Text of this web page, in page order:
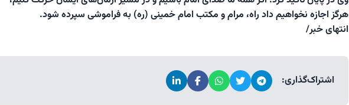
هرگز اجازه نخواهیم داد راه، مرام و مکتب امام خمینی (ره) به فراموشی سپرده شود.
انتهای خبر/
اشتراک‌گذاری: